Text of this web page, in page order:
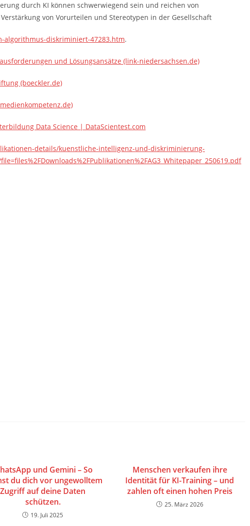
durch KI können schwerwiegend sein und reichen von
von Vorurteilen und Stereotypen in der Gesellschaft
algorithmus-diskriminiert-47283.htm.
und Lösungsansätze (link-niedersachsen.de)
(boeckler.de)
Data Science | DataScientest.com
details/kuenstliche-intelligenz-und-diskriminierung-
und Gemini – So
du dich vor ungewolltem
Zugriff auf deine Daten
schützen.
19. Juli 2025
Menschen verkaufen ihre
Identität für KI-Training – und
zahlen oft einen hohen Preis
25. März 2026